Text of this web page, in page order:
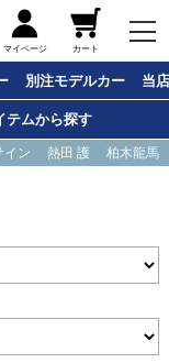
マイページ カート
別注モデルカー 当
テムから探す
イン 熱田 護 柏木龍馬